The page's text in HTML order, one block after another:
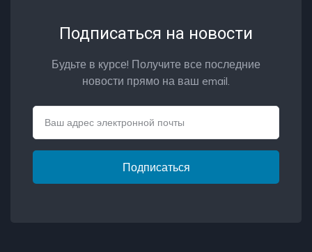
Подписаться на новости
Будьте в курсе! Получите все последние
новости прямо на ваш email.
Подписаться